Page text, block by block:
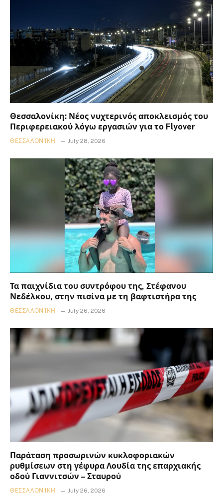
Θεσσαλονίκη: Νέος νυχτερινός αποκλεισμός του
Περιφερειακού λόγω εργασιών για το Flyover
ΘΕΣΣΑΛΟΝΊΚΗ July 28, 2026
Τα παιχνίδια του συντρόφου της, Στέφανου
Νεδέλκου, στην πισίνα με τη βαφτιστήρα της
ΘΕΣΣΑΛΟΝΊΚΗ July 26, 2026
Παράταση προσωρινών κυκλοφοριακών
ρυθμίσεων στη γέφυρα Λουδία της επαρχιακής
οδού Γιαννιτσών – Σταυρού
ΘΕΣΣΑΛΟΝΊΚΗ July 26, 2026